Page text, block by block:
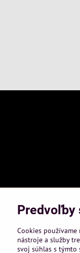
Predvoľby
Cookies
nástroje a služby
svoj súhlas s týmto